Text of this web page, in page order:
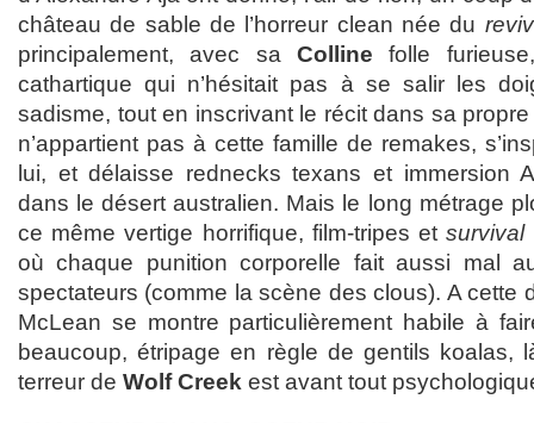
château de sable de l’horreur clean née du
principalement, avec saColline folle
cathartique qui n’hésitait pas à se salir les
sadisme, tout en inscrivant le récit dans sa
n’appartient pas à cette famille de remakes,
lui, et délaisse rednecks texans et immersion
dans le désert australien. Mais le long métrage
ce même vertige horrifique, film-tripes etsurvival
où chaque punition corporelle fait aussi mal
spectateurs (comme la scène des clous). A cette
McLean se montre particulièrement habile à
beaucoup, étripage en règle de gentils koalas,
terreur de Wolf Creek est avant tout